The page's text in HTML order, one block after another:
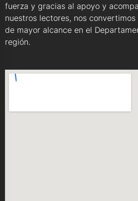
fuerza y gracias al apoyo y
nuestros lectores, nos
de mayor alcance en el
región.